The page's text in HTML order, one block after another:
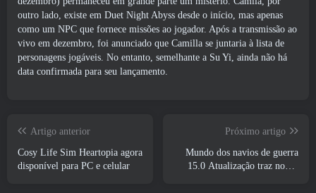
outro lado, existe em Duet Night Abyss desde o início, mas apenas
como um NPC que fornece missões ao jogador. Após a transmissão ao
vivo em dezembro, foi anunciado que Camilla se juntaria à lista de
personagens jogáveis. No entanto, semelhante a Su Yi, ainda não há
data confirmada para seu lançamento.
Artigo anterior
Cosy Life Sim Heartopia agora
disponível para PC e celular
Próximo artigo
Mundo dos navios de guerra
15.0 Atualização traz novos